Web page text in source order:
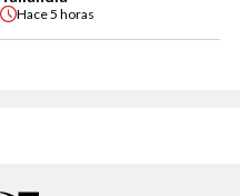
Hace5 horas